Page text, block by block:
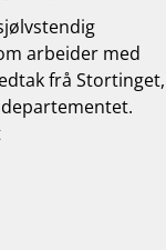
arbeider med
frå Stortinget,